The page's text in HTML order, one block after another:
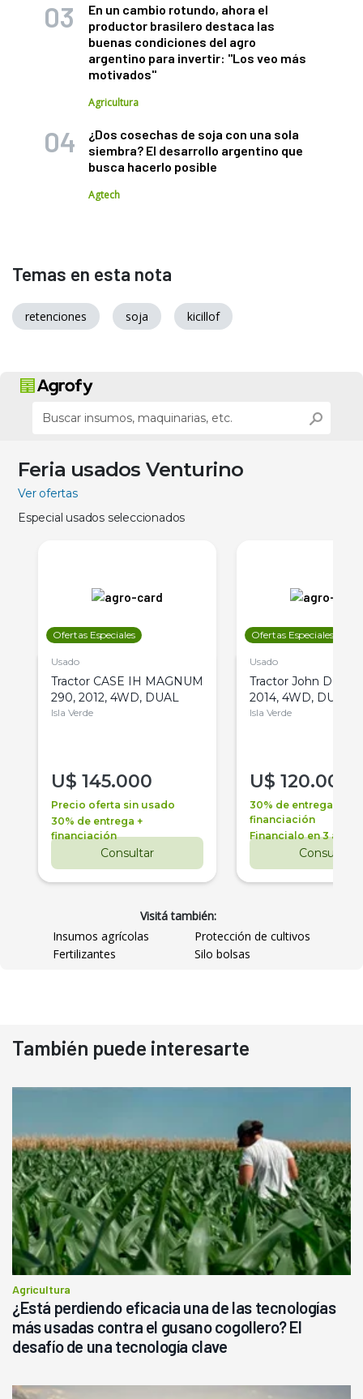
En un cambio rotundo, ahora el
productor brasilero destaca las
buenas condiciones del agro
argentino para invertir: "Los veo más
motivados"
Agricultura
¿Dos cosechas de soja con una sola
siembra? El desarrollo argentino que
busca hacerlo posible
Agtech
Temas en esta nota
retenciones soja kicillof
Feria usados Venturino
Ver ofertas
Especial usados seleccionados
Ofertas Especiales
Usado
Tractor CASE IH MAGNUM
290, 2012, 4WD, DUAL
Isla Verde
U$ 145.000
Precio oferta sin usado
30% de entrega +
financiación
Consultar
Ofertas Especiales
Usado
Tractor John Deere
2014, 4WD, DUAL
Isla Verde
U$ 120.000
30% de entrega +
financiación
Financialo en 3 años
Consultar
Visitá también:
Insumos agrícolas
Protección de cultivos
Fertilizantes
Silo bolsas
También puede interesarte
Agricultura
¿Está perdiendo eficacia una de las tecnologías
más usadas contra el gusano cogollero? El
desafío de una tecnología clave